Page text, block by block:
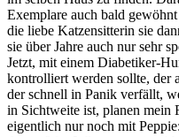
Exemplare auch bald
die liebe Katzensitterin sie
sie über Jahre auch nur sehr
Jetzt, mit einem Diabetiker-
kontrolliert werden sollte, der
der schnell in Panik verfällt,
in Sichtweite ist, planen mein
eigentlich nur noch mit